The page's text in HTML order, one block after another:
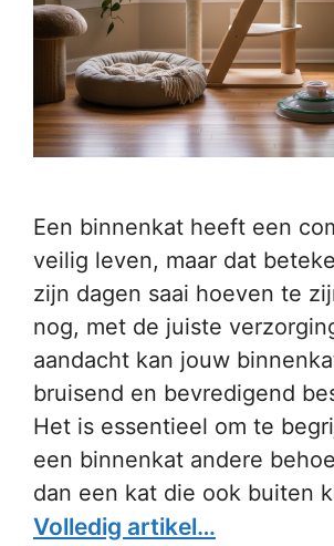
Een binnenkat heeft een
veilig leven, maar dat
zijn dagen saai hoeven te
nog, met de juiste
aandacht kan jouw
bruisend en bevredigend
Het is essentieel om te
een binnenkat andere
dan een kat die ook buiten
Volledig artikel…